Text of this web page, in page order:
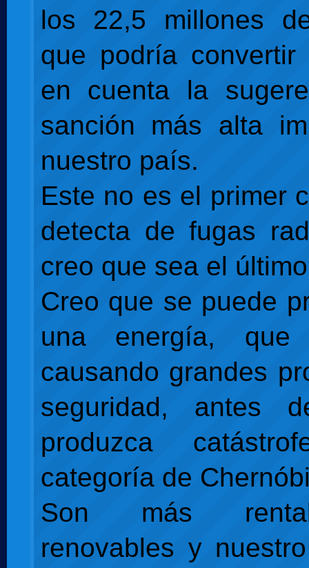
los 22,5 millones
que podría convertir
en cuenta la
sanción más alta
nuestro país.
Este no es el primer
detecta de fugas
creo que sea el
Creo que se puede
una energía,
causando grandes
seguridad, antes
produzca
categoría de
Son más
renovables y